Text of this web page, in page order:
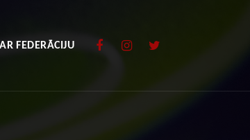
FEDERĀCIJU